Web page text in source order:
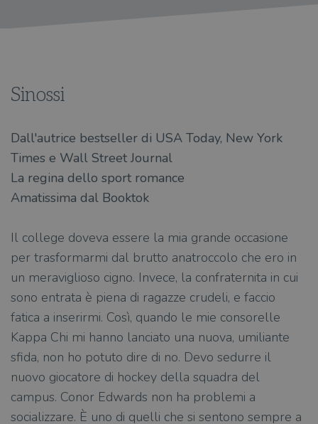
Sinossi
Dall'autrice bestseller di USA Today, New York
Times e Wall Street Journal
La regina dello sport romance
Amatissima dal Booktok
Il college doveva essere la mia grande occasione
per trasformarmi dal brutto anatroccolo che ero in
un meraviglioso cigno. Invece, la confraternita in cui
sono entrata è piena di ragazze crudeli, e faccio
fatica a inserirmi. Così, quando le mie consorelle
Kappa Chi mi hanno lanciato una nuova, umiliante
sfida, non ho potuto dire di no. Devo sedurre il
nuovo giocatore di hockey della squadra del
campus. Conor Edwards non ha problemi a
socializzare. È uno di quelli che si sentono sempre a